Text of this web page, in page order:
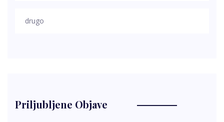
drugo
Priljubljene Objave